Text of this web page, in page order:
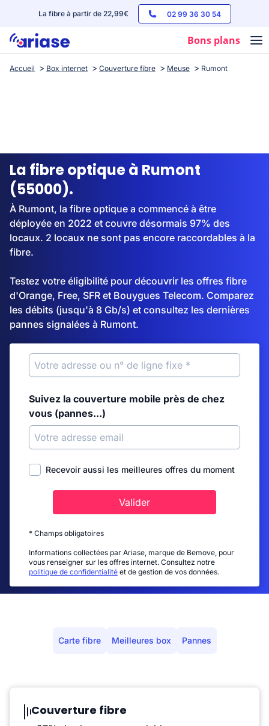
La fibre à partir de 22,99€ 02 99 36 30 54
Bons plans
Box internet
Streaming
Accueil Box internet Couverture fibre Meuse Rumont
La fibre optique à Rumont
(55000).
À Rumont, la fibre optique a commencé à être
déployée en 2022 et couvre désormais 97% des
locaux. 2 locaux ne sont pas encore raccordables à la
fibre.
Testez votre éligibilité pour découvrir les offres fibre
d'Orange, Free, SFR et Bouygues Telecom. Comparez
les débits (jusqu'à 8 Gb/s) et consultez les dernières
pannes signalées à Rumont.
Suivez la couverture mobile près de chez
vous (pannes...)
Recevoir aussi les meilleures offres du moment
Valider
* Champs obligatoires
Informations collectées par Ariase, marque de Bemove, pour
vous renseigner sur les offres internet. Consultez notre
politique de confidentialité et de gestion de vos données.
Carte fibre Meilleures box Pannes
Couverture fibre